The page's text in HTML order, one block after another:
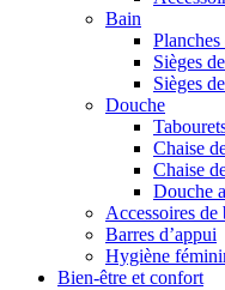
Bain
Planches
Sièges
Sièges
Douche
Chaise
Chaise
Douche
Accessoires de
Barres d’appui
Hygiène
Bien-être et confort